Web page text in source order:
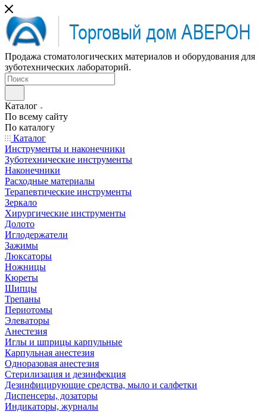
Продажа стоматологических материалов и оборудования для
зуботехнических лабораторий.
Каталог
По всему сайту
По каталогу
Каталог
Инструменты и наконечники
Зуботехнические инструменты
Наконечники
Расходные материалы
Терапевтические инструменты
Зеркало
Хирургические инструменты
Долото
Иглодержатели
Зажимы
Люксаторы
Ножницы
Кюреты
Шипцы
Трепаны
Периотомы
Элеваторы
Анестезия
Иглы и шприцы карпульные
Карпульная анестезия
Одноразовая анестезия
Стерилизация и дезинфекция
Дезинфицирующие средства, мыло и салфетки
Диспенсеры, дозаторы
Индикаторы, журналы